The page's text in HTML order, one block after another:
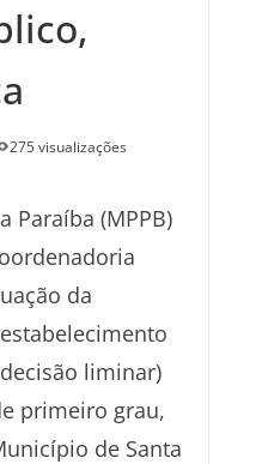
275 visualizações
Paraíba (MPPB)
da
liminar)
primeiro grau,
de Santa